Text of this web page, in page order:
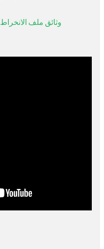
وثائق ملف الانخراط